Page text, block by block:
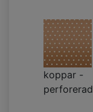
koppar -
perforerad